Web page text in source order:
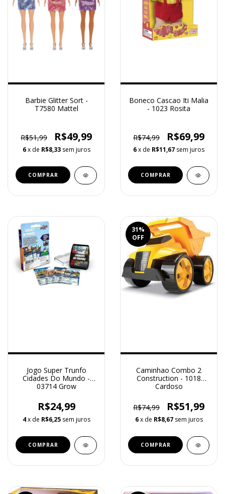
Barbie Glitter Sort -
T7580 Mattel
R$51,99 R$49,99
6 x de R$8,33 sem juros
Boneco Cascao Iti Malia
- 1023 Rosita
R$74,99 R$69,99
6x de R$11,67 sem juros
Jogo Super Trunfo
Cidades Do Mundo -
03714 Grow
R$24,99
4 x de R$6,25 sem juros
31%
OFF
Caminhao Combo 2
Construction - 1018
Cardoso
R$74,99 R$51,99
6 x de R$8,67 sem juros